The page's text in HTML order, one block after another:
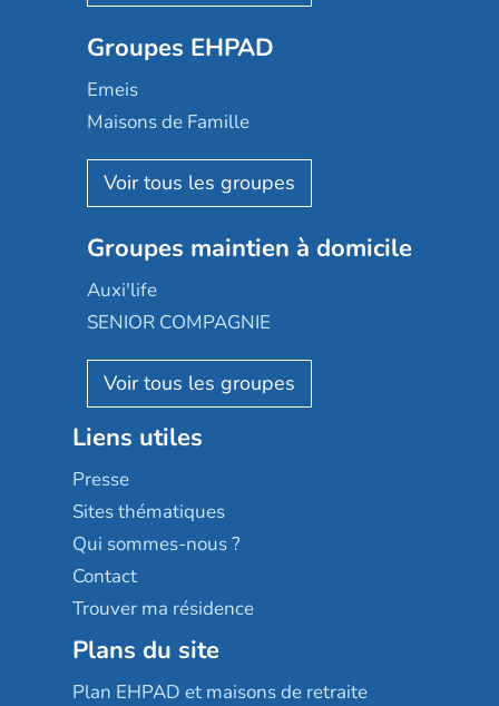
Mobicap
Domusvi
Happy Senior
Aquarelia
Nexity edenea
Les jardins d'Arcadie
Reseda
Stella management
Les villages d'or
Sérénys
Résidences services Villa Médicis
Groupes EHPAD
Emeis
Maisons de Famille
Korian
Emera
Groupe SOS
Le Noble Âge
Almage
Résidalya
Groupe aplus
Groupes maintien à domicile
Auxi'life
SENIOR COMPAGNIE
AGE D'OR Services
Liens utiles
Presse
Sites thématiques
Qui sommes-nous ?
Contact
Trouver ma résidence
Plans du site
Plan EHPAD et maisons de retraite